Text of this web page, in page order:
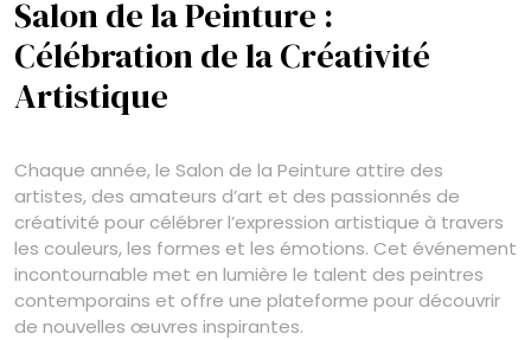
Salon de la Peinture :
Célébration de la Créativité
Artistique
Chaque année, le Salon de la Peinture attire des
artistes, des amateurs d’art et des passionnés de
créativité pour célébrer l’expression artistique à travers
les couleurs, les formes et les émotions. Cet événement
incontournable met en lumière le talent des peintres
contemporains et offre une plateforme pour découvrir
de nouvelles œuvres inspirantes.